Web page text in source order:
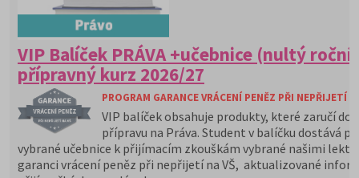
VIP Balíček PRÁVA +učebnice (nultý
přípravný kurz 2026/27
PROGRAM GARANCE VRÁCENÍ PENĚZ PŘI NEPŘIJETÍ
VIP balíček obsahuje produkty, které zaručí
přípravu na Práva. Student v balíčku dostává
vybrané učebnice k přijímacím zkouškám vybrané našimi
garanci vrácení peněz při nepřijetí na VŠ, aktualizované